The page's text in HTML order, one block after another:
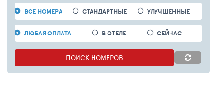
ВСЕ НОМЕРА СТАНДАРТНЫЕ УЛУЧШЕННЫЕ
ЛЮБАЯ ОПЛАТА В ОТЕЛЕ СЕЙЧАС
ПОИСК НОМЕРОВ